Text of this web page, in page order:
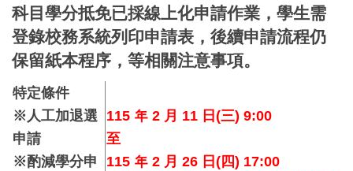
科目學分抵免已採線上化申請作業，學生需
登錄校務系統列印申請表，後續申請流程仍
保留紙本程序，等相關注意事項。
特定條件
※人工加退選
申請
※酌減學分申
115 年 2 月 11 日(三) 9:00
至
115 年 2 月 26 日(四) 17:00